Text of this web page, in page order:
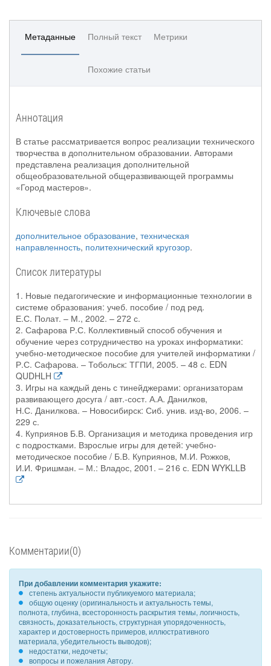
Метаданные Полный текст Метрики
Похожие статьи
Аннотация
В статье рассматривается вопрос реализации технического
творчества в дополнительном образовании. Авторами
представлена реализация дополнительной
общеобразовательной общеразвивающей программы
«Город мастеров».
Ключевые слова
дополнительное образование, техническая
направленность, политехнический кругозор.
Список литературы
1. Новые педагогические и информационные технологии в
системе образования: учеб. пособие / под ред.
Е.С. Полат. – М., 2002. – 272 с.
2. Сафарова Р.С. Коллективный способ обучения и
обучение через сотрудничество на уроках информатики:
учебно-методическое пособие для учителей информатики /
Р.С. Сафарова. – Тобольск: ТГПИ, 2005. – 48 с. EDN
QUDHLH
3. Игры на каждый день с тинейджерами: организаторам
развивающего досуга / авт.-сост. А.А. Данилков,
Н.С. Данилкова. – Новосибирск: Сиб. унив. изд-во, 2006. –
229 с.
4. Куприянов Б.В. Организация и методика проведения игр
с подростками. Взрослые игры для детей: учебно-
методическое пособие / Б.В. Куприянов, М.И. Рожков,
И.И. Фришман. – М.: Владос, 2001. – 216 с. EDN WYKLLB
Комментарии(0)
При добавлении комментария укажите:
степень актуальности публикуемого материала;
общую оценку (оригинальность и актуальность темы,
полнота, глубина, всесторонность раскрытия темы, логичность,
связность, доказательность, структурная упорядоченность,
характер и достоверность примеров, иллюстративного
материала, убедительность выводов);
недостатки, недочеты;
вопросы и пожелания Автору.